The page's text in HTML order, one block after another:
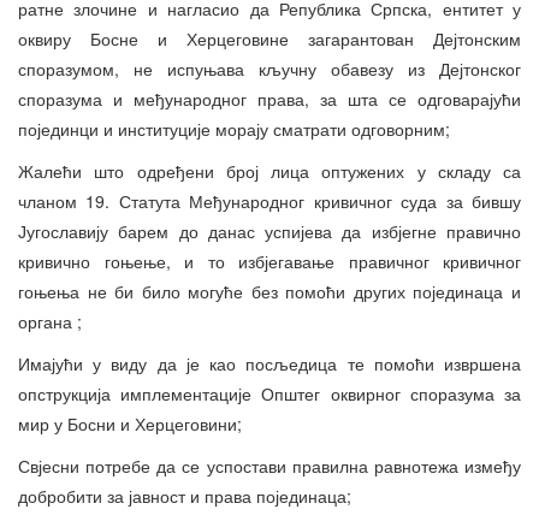
ратне злочине и нагласио да Република Српска, ентитет у
оквиру Босне и Херцеговине загарантован Дејтонским
споразумом, не испуњава кључну обавезу из Дејтонског
споразума и међународног права, за шта се одговарајући
појединци и институције морају сматрати одговорним;
Жалећи што одређени број лица оптужених у складу са
чланом 19. Статута Међународног кривичног суда за бившу
Југославију барем до данас успијева да избјегне правично
кривично гоњење, и то избјегавање правичног кривичног
гоњења не би било могуће без помоћи других појединаца и
органа ;
Имајући у виду да је као посљедица те помоћи извршена
опструкција имплементације Општег оквирног споразума за
мир у Босни и Херцеговини;
Свјесни потребе да се успостави правилна равнотежа између
добробити за јавност и права појединаца;